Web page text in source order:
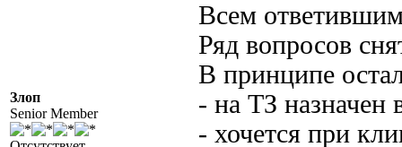
Злоп
Senior Member
Всем
Ряд вопросов
В принципе
- на ТЗ назначен
- хочется при